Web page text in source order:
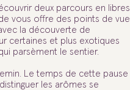
deux parcours en libres
vous offre des points de vue
la découverte de
certaines et plus exotiques
parsèment le sentier.
Le temps de cette pause
les arômes se